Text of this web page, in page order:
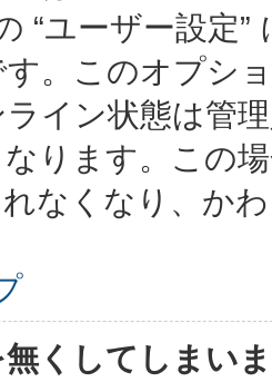
“ユーザー設定
。このオプシ
イン状態は管
ります。この
なくなり、か
くしてしまい